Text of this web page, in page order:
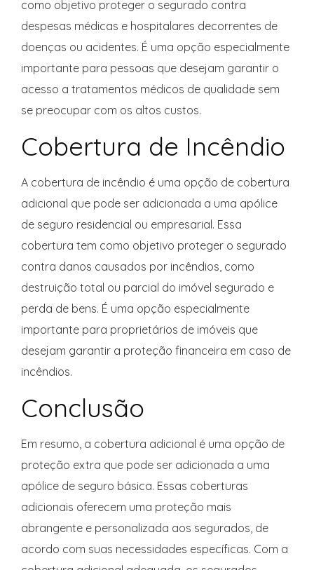
como objetivo proteger o segurado contra
despesas médicas e hospitalares decorrentes de
doenças ou acidentes. É uma opção especialmente
importante para pessoas que desejam garantir o
acesso a tratamentos médicos de qualidade sem
se preocupar com os altos custos.
Cobertura de Incêndio
A cobertura de incêndio é uma opção de cobertura
adicional que pode ser adicionada a uma apólice
de seguro residencial ou empresarial. Essa
cobertura tem como objetivo proteger o segurado
contra danos causados por incêndios, como
destruição total ou parcial do imóvel segurado e
perda de bens. É uma opção especialmente
importante para proprietários de imóveis que
desejam garantir a proteção financeira em caso de
incêndios.
Conclusão
Em resumo, a cobertura adicional é uma opção de
proteção extra que pode ser adicionada a uma
apólice de seguro básica. Essas coberturas
adicionais oferecem uma proteção mais
abrangente e personalizada aos segurados, de
acordo com suas necessidades específicas. Com a